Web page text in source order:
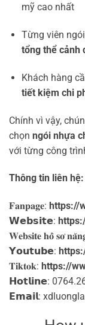
mỹ cao nhất
Từng viên
tổng thể cảnh
Khách hàng
tiết kiệm chi
Chính vì vậy,
chọn ngói nhựa
với từng công
Thông tin liên hệ:
𝐅𝐚𝐧𝐩𝐚𝐠𝐞: https://
𝗪𝗲𝗯𝘀𝗶𝘁𝗲:
𝐖𝐞𝐛𝐬𝐢𝐭𝐞 𝐡𝐨̂̀ 𝐬𝐨̛
𝗬𝗼𝘂𝘁𝘂𝗯𝗲:
𝐓𝐢𝐤𝐭𝐨𝐤: https://
𝗛𝗼𝘁𝗹𝗶𝗻𝗲:
𝗘𝗺𝗮𝗶𝗹: